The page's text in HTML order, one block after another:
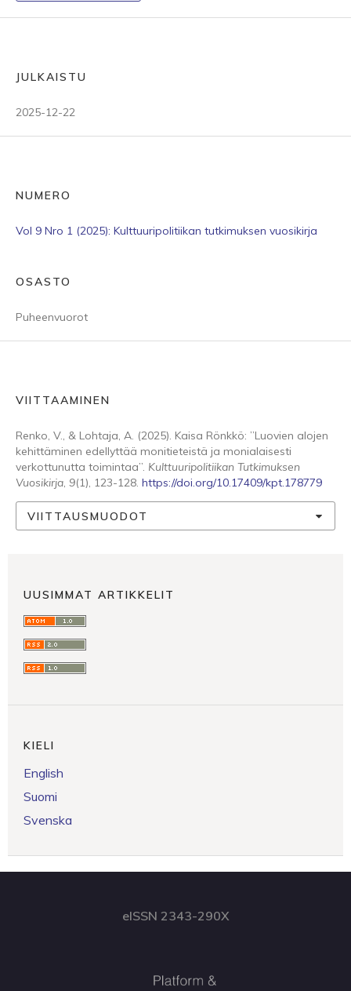
JULKAISTU
2025-12-22
NUMERO
Vol 9 Nro 1 (2025): Kulttuuripolitiikan tutkimuksen vuosikirja
OSASTO
Puheenvuorot
VIITTAAMINEN
Renko, V., & Lohtaja, A. (2025). Kaisa Rönkkö: ”Luovien alojen
kehittäminen edellyttää monitieteistä ja monialaisesti
verkottunutta toimintaa”. Kulttuuripolitiikan Tutkimuksen
Vuosikirja, 9(1), 123-128. https://doi.org/10.17409/kpt.178779
VIITTAUSMUODOT
UUSIMMAT ARTIKKELIT
KIELI
English
Suomi
Svenska
eISSN 2343-290X